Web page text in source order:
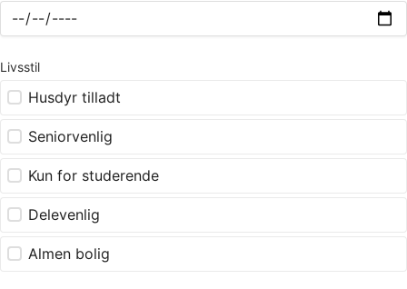
Livsstil
Husdyr tilladt
Seniorvenlig
Kun for studerende
Delevenlig
Almen bolig